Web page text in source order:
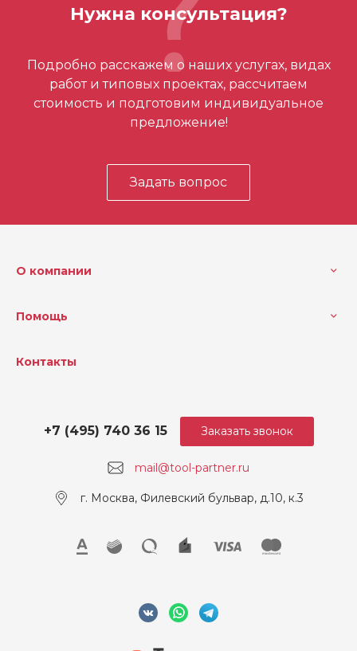
Кол-во в упаковке 12
Отзывов ещё нет – ваш может стать
первым
Нужна консультация?
Подробно расскажем о наших услугах, видах
работ и типовых проектах, рассчитаем
стоимость и подготовим индивидуальное
предложение!
Задать вопрос
О компании
Помощь
Контакты
mail@tool-partner.ru
+7 (495) 740 36 15
г. Москва, Филевский бульвар, д.10, к.3
Заказать звонок